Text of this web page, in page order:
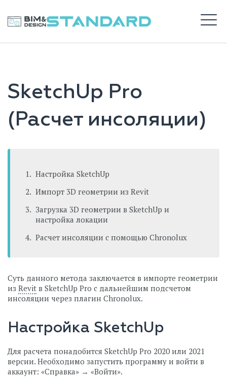
содержимому
BIM STANDARD
SketchUp Pro
(Расчет инсоляции)
Настройка SketchUp
Импорт 3D геометрии из Revit
Загрузка 3D геометрии в SketchUp и
настройка локации
Расчет инсоляции с помощью Chronolux
Суть данного метода заключается в импорте геометрии
из Revit в SketchUp Pro с дальнейшим подсчетом
инсоляции через плагин Chronolux.
Настройка SketchUp
Для расчета понадобится SketchUp Pro 2020 или 2021
версии. Необходимо запустить программу и войти в
аккаунт: «Справка» → «Войти».